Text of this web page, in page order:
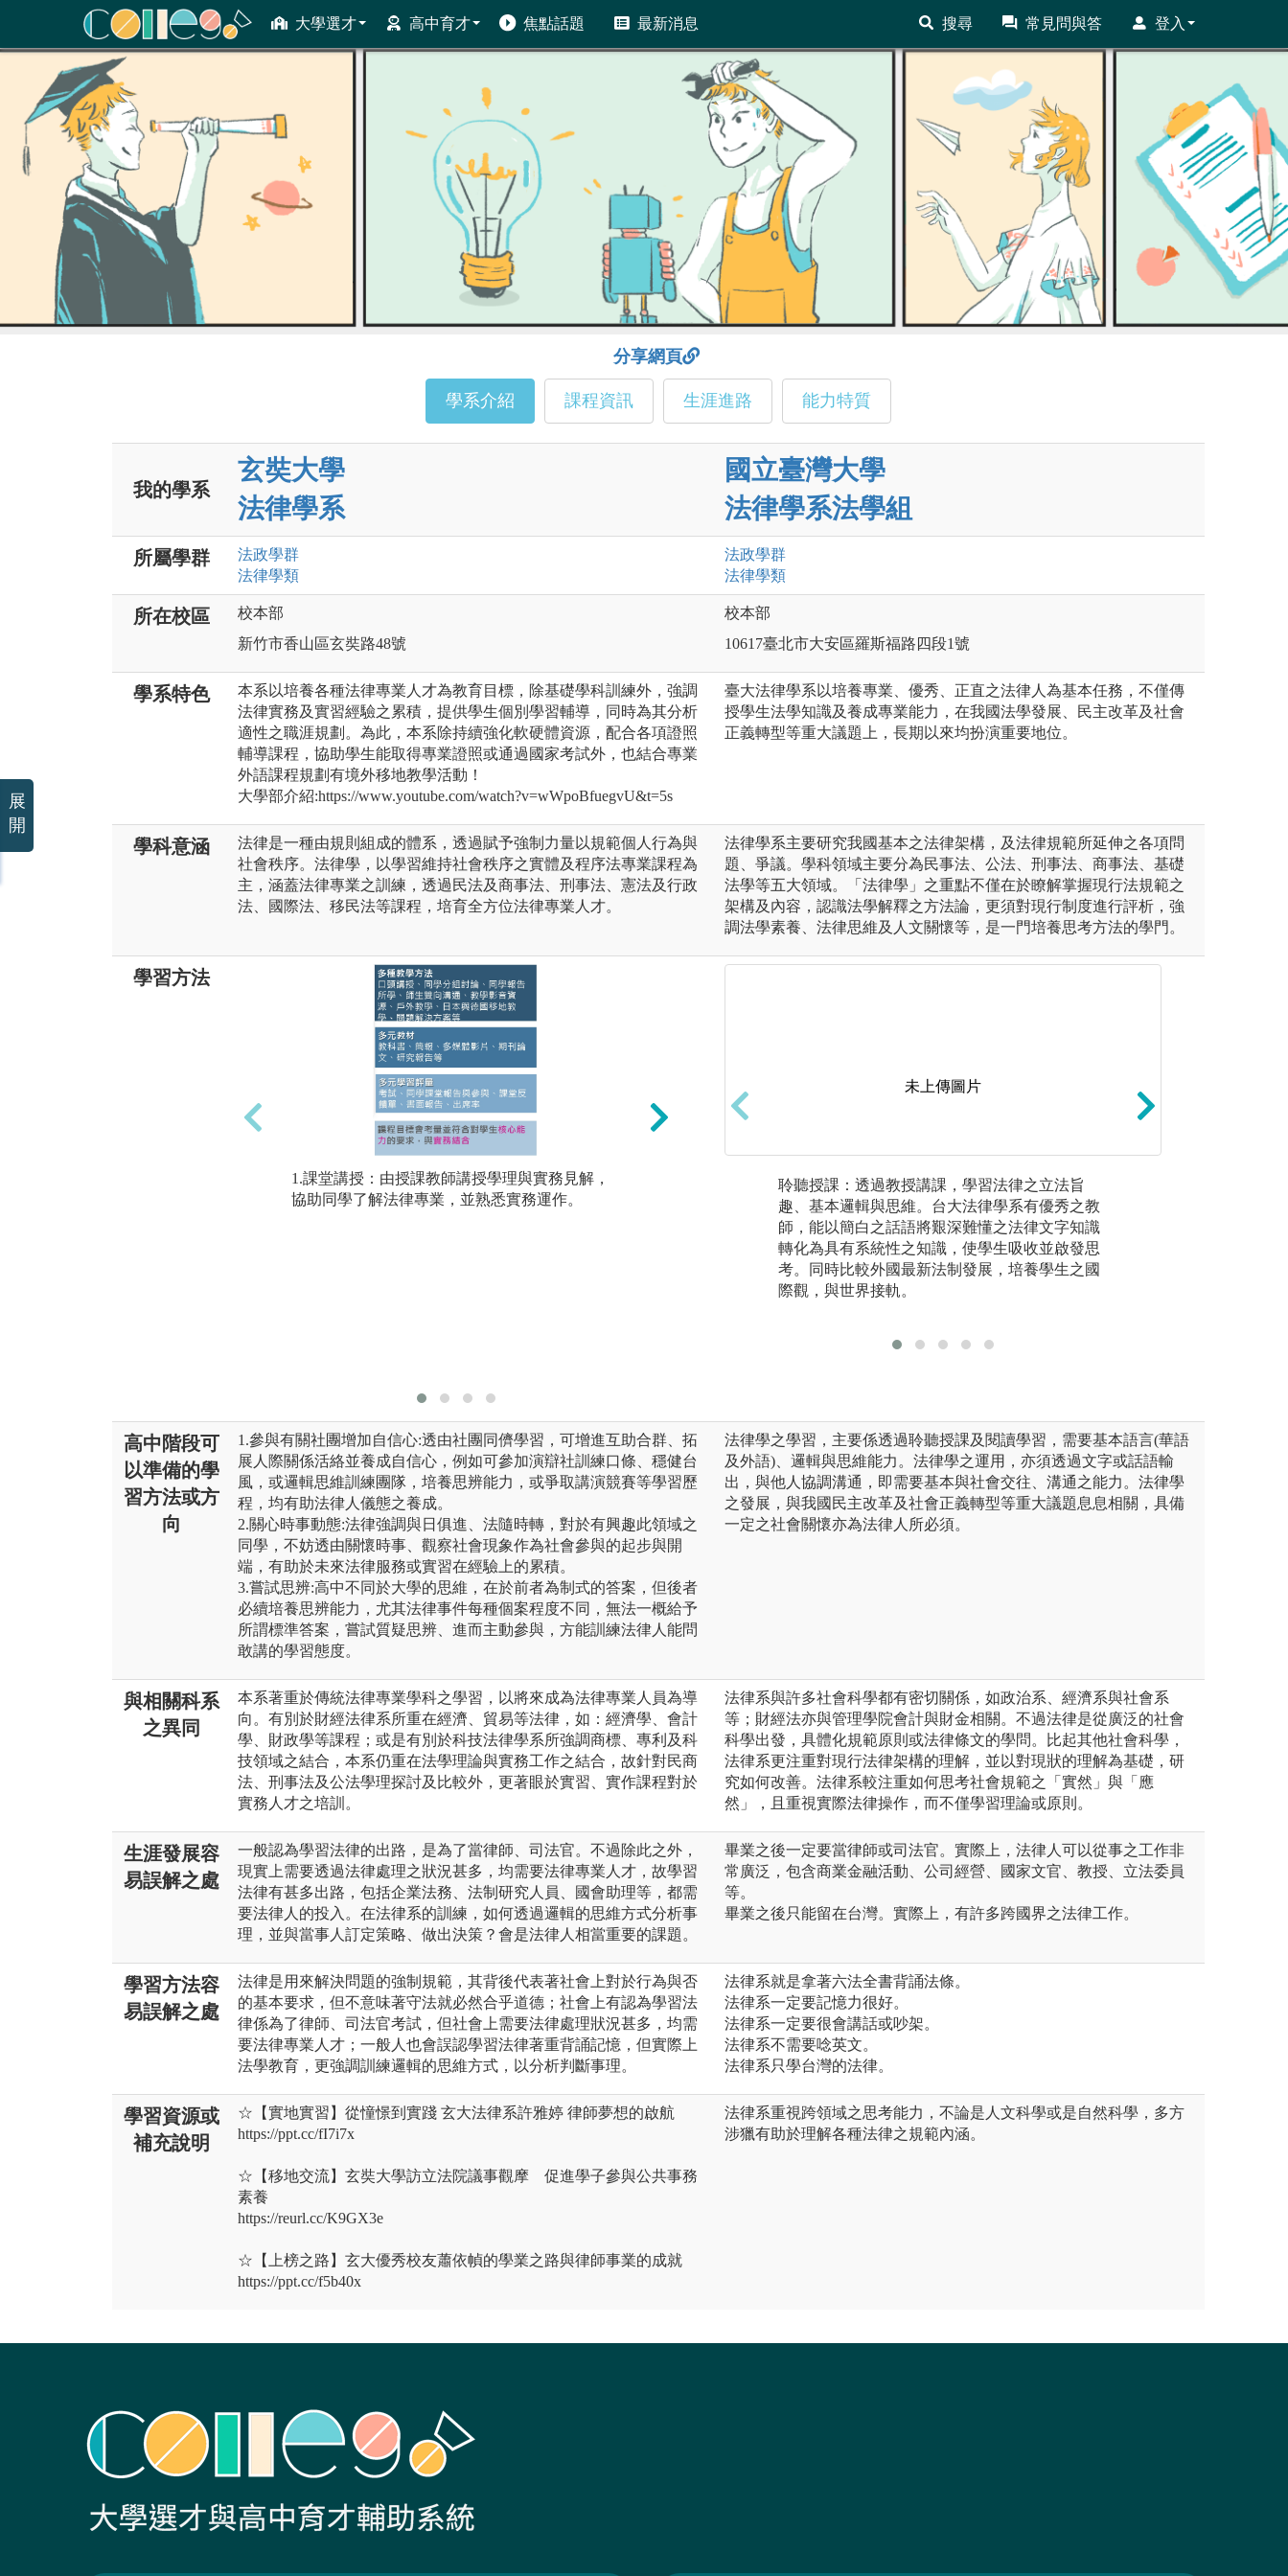
大學選才 高中育才 焦點話題 最新消息 搜尋 常見問與答 登入
ColleGo! 大學選才與高中育才輔助系統
分享網頁
學系介紹 課程資訊 生涯進路 能力特質
我的學系
玄奘大學
法律學系
國立臺灣大學
法律學系法學組
所屬學群 法政學群
法律學類
法政學群
法律學類
所在校區
校本部
新竹市香山區玄奘路48號
校本部
10617臺北市大安區羅斯福路四段1號
學系特色
本系以培養各種法律專業人才為教育目標，除基礎學科訓練外，強調
法律實務及實習經驗之累積，提供學生個別學習輔導，同時為其分析
適性之職涯規劃。為此，本系除持續強化軟硬體資源，配合各項證照
輔導課程，協助學生能取得專業證照或通過國家考試外，也結合專業
外語課程規劃有境外移地教學活動！
大學部介紹:https://www.youtube.com/watch?v=wWpoBfuegvU&t=5s
臺大法律學系以培養專業、優秀、正直之法律人為基本任務，不僅傳
授學生法學知識及養成專業能力，在我國法學發展、民主改革及社會
正義轉型等重大議題上，長期以來均扮演重要地位。
學科意涵
法律是一種由規則組成的體系，透過賦予強制力量以規範個人行為與
社會秩序。法律學，以學習維持社會秩序之實體及程序法專業課程為
主，涵蓋法律專業之訓練，透過民法及商事法、刑事法、憲法及行政
法、國際法、移民法等課程，培育全方位法律專業人才。
法律學系主要研究我國基本之法律架構，及法律規範所延伸之各項問
題、爭議。學科領域主要分為民事法、公法、刑事法、商事法、基礎
法學等五大領域。「法律學」之重點不僅在於瞭解掌握現行法規範之
架構及內容，認識法學解釋之方法論，更須對現行制度進行評析，強
調法學素養、法律思維及人文關懷等，是一門培養思考方法的學門。
學習方法
1.課堂講授：由授課教師講授學理與實務見解，
協助同學了解法律專業，並熟悉實務運作。
2.個案解析：針對具體個案之脈絡進行解析，並
探討相關法律議題，以釐清思考與處理流程。
未上傳圖片
聆聽授課：透過教授講課，學習法律之立法旨
趣、基本邏輯與思維。台大法律學系有優秀之教
師，能以簡白之話語將艱深難懂之法律文字知識
轉化為具有系統性之知識，使學生吸收並啟發思
考。同時比較外國最新法制發展，培養學生之國
際觀，與世界接軌。
高中階段可
以準備的學
習方法或方
向
1.參與有關社團增加自信心:透由社團同儕學習，可增進互助合群、拓
展人際關係活絡並養成自信心，例如可參加演辯社訓練口條、穩健台
風，或邏輯思維訓練團隊，培養思辨能力，或爭取講演競賽等學習歷
程，均有助法律人儀態之養成。
2.關心時事動態:法律強調與日俱進、法隨時轉，對於有興趣此領域之
同學，不妨透由關懷時事、觀察社會現象作為社會參與的起步與開
端，有助於未來法律服務或實習在經驗上的累積。
3.嘗試思辨:高中不同於大學的思維，在於前者為制式的答案，但後者
必續培養思辨能力，尤其法律事件每種個案程度不同，無法一概給予
所謂標準答案，嘗試質疑思辨、進而主動參與，方能訓練法律人能問
敢講的學習態度。
法律學之學習，主要係透過聆聽授課及閱讀學習，需要基本語言(華語
及外語)、邏輯與思維能力。法律學之運用，亦須透過文字或話語輸
出，與他人協調溝通，即需要基本與社會交往、溝通之能力。法律學
之發展，與我國民主改革及社會正義轉型等重大議題息息相關，具備
一定之社會關懷亦為法律人所必須。
與相關科系
之異同
本系著重於傳統法律專業學科之學習，以將來成為法律專業人員為導
向。有別於財經法律系所重在經濟、貿易等法律，如：經濟學、會計
學、財政學等課程；或是有別於科技法律學系所強調商標、專利及科
技領域之結合，本系仍重在法學理論與實務工作之結合，故針對民商
法、刑事法及公法學理探討及比較外，更著眼於實習、實作課程對於
實務人才之培訓。
法律系與許多社會科學都有密切關係，如政治系、經濟系與社會系
等；財經法亦與管理學院會計與財金相關。不過法律是從廣泛的社會
科學出發，具體化規範原則或法律條文的學問。比起其他社會科學，
法律系更注重對現行法律架構的理解，並以對現狀的理解為基礎，研
究如何改善。法律系較注重如何思考社會規範之「實然」與「應
然」，且重視實際法律操作，而不僅學習理論或原則。
生涯發展容
易誤解之處
一般認為學習法律的出路，是為了當律師、司法官。不過除此之外，
現實上需要透過法律處理之狀況甚多，均需要法律專業人才，故學習
法律有甚多出路，包括企業法務、法制研究人員、國會助理等，都需
要法律人的投入。在法律系的訓練，如何透過邏輯的思維方式分析事
理，並與當事人訂定策略、做出決策？會是法律人相當重要的課題。
畢業之後一定要當律師或司法官。實際上，法律人可以從事之工作非
常廣泛，包含商業金融活動、公司經營、國家文官、教授、立法委員
等。
畢業之後只能留在台灣。實際上，有許多跨國界之法律工作。
學習方法容
易誤解之處
法律是用來解決問題的強制規範，其背後代表著社會上對於行為與否
的基本要求，但不意味著守法就必然合乎道德；社會上有認為學習法
律係為了律師、司法官考試，但社會上需要法律處理狀況甚多，均需
要法律專業人才；一般人也會誤認學習法律著重背誦記憶，但實際上
法學教育，更強調訓練邏輯的思維方式，以分析判斷事理。
法律系就是拿著六法全書背誦法條。
法律系一定要記憶力很好。
法律系一定要很會講話或吵架。
法律系不需要唸英文。
法律系只學台灣的法律。
學習資源或
補充說明
☆【實地實習】從憧憬到實踐 玄大法律系許雅婷 律師夢想的啟航
https://ppt.cc/fI7i7x
☆【移地交流】玄奘大學訪立法院議事觀摩 促進學子參與公共事務
素養
https://reurl.cc/K9GX3e
☆【上榜之路】玄大優秀校友蕭依幀的學業之路與律師事業的成就
https://ppt.cc/f5b40x
法律系重視跨領域之思考能力，不論是人文科學或是自然科學，多方
涉獵有助於理解各種法律之規範內涵。
展
開